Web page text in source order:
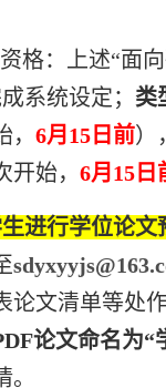
格：上述“面向
系统设定； 类
6月 15 日前）
始， 6月 15 日
进行学位论
论文清单等处
论文命名为“